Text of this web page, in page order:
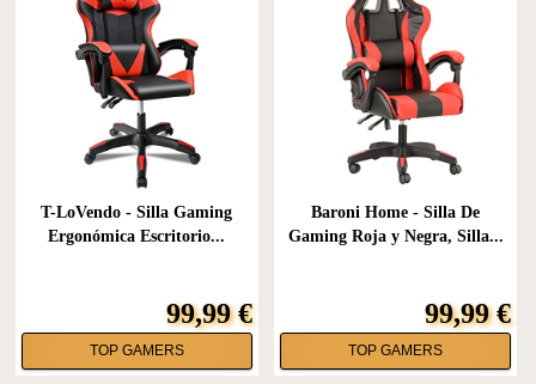
T-LoVendo - Silla Gaming
Ergonómica Escritorio...
99,99 €
TOP GAMERS
Baroni Home - Silla De
Gaming Roja y Negra, Silla...
99,99 €
TOP GAMERS